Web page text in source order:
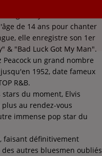
de 14 ans pour chanter
elle enregistre son 1er
& "Bad Luck Got My Man".
un grand nombre
1952, date fameux
R&B.
du moment, Elvis
au rendez-vous
immense pop star du
faisant définitivement
autres bluesmen oubliés